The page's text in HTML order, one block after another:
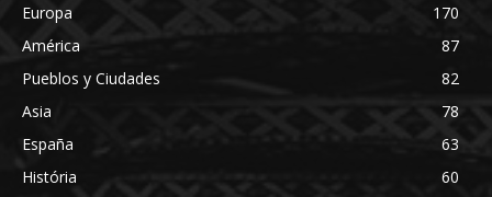
Europa
170
América
87
Pueblos y Ciudades
82
Asia
78
España
63
História
60